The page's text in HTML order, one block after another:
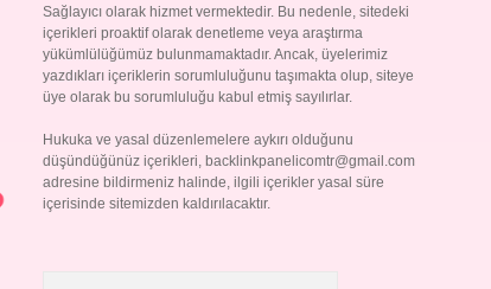
Sağlayıcı olarak hizmet vermektedir. Bu nedenle, sitedeki
içerikleri proaktif olarak denetleme veya araştırma
yükümlülüğümüz bulunmamaktadır. Ancak, üyelerimiz
yazdıkları içeriklerin sorumluluğunu taşımakta olup, siteye
üye olarak bu sorumluluğu kabul etmiş sayılırlar.
Hukuka ve yasal düzenlemelere aykırı olduğunu
düşündüğünüz içerikleri, backlinkpanelicomtr@gmail.com
adresine bildirmeniz halinde, ilgili içerikler yasal süre
içerisinde sitemizden kaldırılacaktır.